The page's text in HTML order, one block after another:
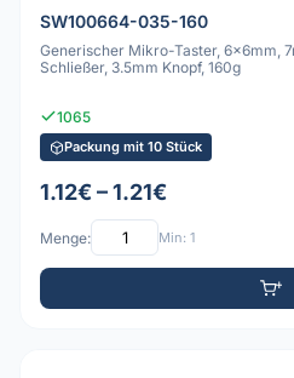
SW100664-035-160
Generischer Mikro-Taster, 6x6mm,
Schließer, 3.5mm Knopf, 160g
1065
Packung mit 10 Stück
1.12€ – 1.21€
Menge: Min: 1